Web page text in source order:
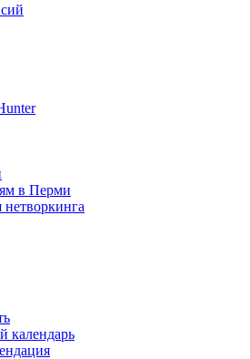
в Перми
нетворкинга
календарь